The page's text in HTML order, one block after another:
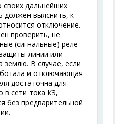
дальнейших
должен выяснить, к
отключение.
проверить, не
(сигнальные) реле
линии или
В случае, если
и отключающая
достаточна для
в сети тока КЗ,
без предварительной